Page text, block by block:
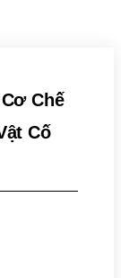
Chế
Cố